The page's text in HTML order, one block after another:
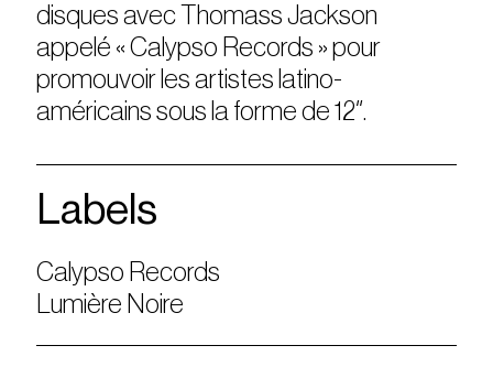
disques avec Thomass Jackson
appelé « Calypso Records » pour
promouvoir les artistes latino-
américains sous la forme de 12″.
Labels
Calypso Records
Lumière Noire